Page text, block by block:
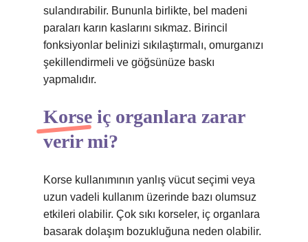
sulandırabilir. Bununla birlikte, bel madeni
paraları karın kaslarını sıkmaz. Birincil
fonksiyonlar belinizi sıkılaştırmalı, omurganızı
şekillendirmeli ve göğsünüze baskı
yapmalıdır.
Korse iç organlara zarar
verir mi?
Korse kullanımının yanlış vücut seçimi veya
uzun vadeli kullanım üzerinde bazı olumsuz
etkileri olabilir. Çok sıkı korseler, iç organlara
basarak dolaşım bozukluğuna neden olabilir.